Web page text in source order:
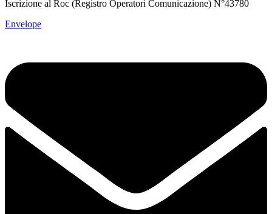
Iscrizione al Roc (Registro Operatori Comunicazione) N°43780
Envelope